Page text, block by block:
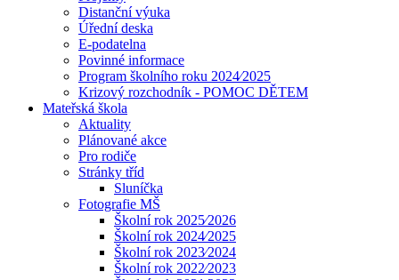
Distanční výuka
Úřední deska
E-podatelna
Povinné informace
Program školního roku 2024⁄2025
Krizový rozchodník - POMOC DĚTEM
Mateřská škola
Aktuality
Plánované akce
Pro rodiče
Stránky tříd
Sluníčka
Fotografie MŠ
Školní rok 2025⁄2026
Školní rok 2024⁄2025
Školní rok 2023⁄2024
Školní rok 2022⁄2023